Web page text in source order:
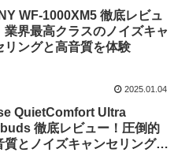
WF-1000XM5 徹底レビュ
業界最高クラスのノイズキャ
リングと高音質を体験
2025.01.04
QuietComfort Ultra
徹底レビュー！圧倒的
質とノイズキャンセリングを